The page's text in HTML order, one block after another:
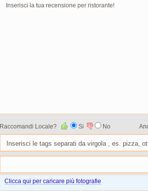
Raccomandi Locale? Si No
Clicca qui per caricare più fotografie